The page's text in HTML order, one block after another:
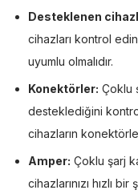
Desteklenen
cihazları kontrol
uyumlu olmalıdır.
Konektörler: Çoklu
desteklediğini
cihazların
Amper: Çoklu şarj
cihazlarınızı hızlı